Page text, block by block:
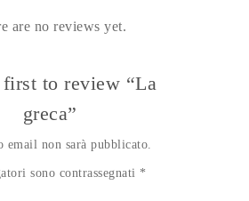
are no reviews yet.
to review “La
greca”
non sarà pubblicato.
sono contrassegnati *